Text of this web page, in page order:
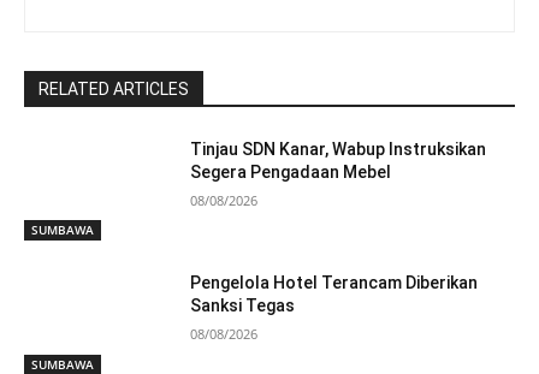
RELATED ARTICLES
SUMBAWA
Tinjau SDN Kanar, Wabup Instruksikan
Segera Pengadaan Mebel
08/08/2026
SUMBAWA
Pengelola Hotel Terancam Diberikan
Sanksi Tegas
08/08/2026